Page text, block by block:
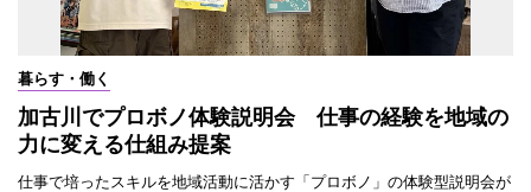
暮らす・働く
加古川でプロボノ体験説明会 仕事の経験を地域の
力に変える仕組み提案
仕事で培ったスキルを地域活動に活かす「プロボノ」の体験型説明会が